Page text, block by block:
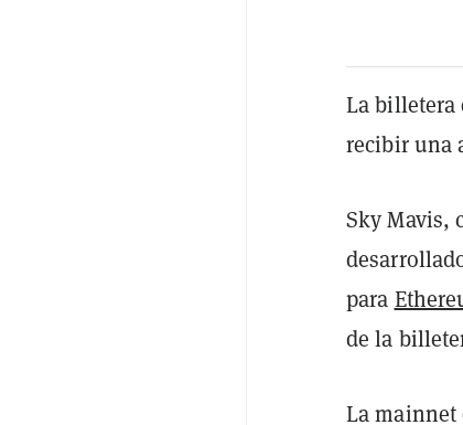
La billetera
recibir una
Sky Mavis,
para
de la
La mainnet